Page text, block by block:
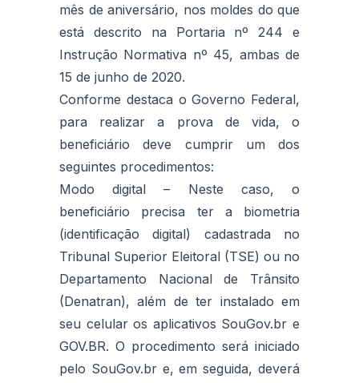
mês de aniversário, nos moldes do que
está descrito na Portaria nº 244 e
Instrução Normativa nº 45, ambas de
15 de junho de 2020.
Conforme destaca o Governo Federal,
para realizar a prova de vida, o
beneficiário deve cumprir um dos
seguintes procedimentos:
Modo digital – Neste caso, o
beneficiário precisa ter a biometria
(identificação digital) cadastrada no
Tribunal Superior Eleitoral (TSE) ou no
Departamento Nacional de Trânsito
(Denatran), além de ter instalado em
seu celular os aplicativos SouGov.br e
GOV.BR. O procedimento será iniciado
pelo SouGov.br e, em seguida, deverá